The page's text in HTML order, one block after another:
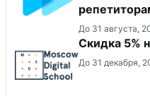
До 31 августа,
Скидка 5%
До 31 декабря,